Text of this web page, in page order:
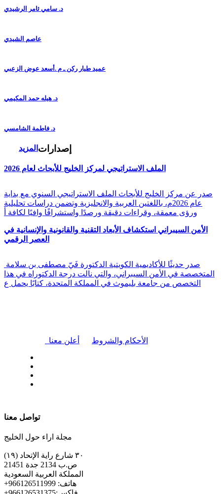
د. سامي ثامر الرشيدي
عاصم الشيدي
عميد طيار ركن ـ م .أسعد عوض الزعبي
د. هيله حمد المكيمي
د. فاطمة الشامسي
المزيد إصدارات
الملف الاستراتيجي لمركز الخليج للأبحاث لعام 2026
صدر عن مركز الخليج للأبحاث الملف الاستراتيجي السنوي مع بداية
عام 2026م، باللغتين العربية والانجليزية وتضمن دراسات تحليلية
ورؤى معمقة، وقراءات دقيقة ورصدًا واستشرافًا وافيًا لكافة أ
الأمن السيبراني استكشاف الأبعاد التقنية والقانونية والإنسانية في
العصر الرقمي
المتخصصة في الأمن السيبراني، والتي نالت درجة الدكتوراه في هذا
التخصص من جامعة بليموث في المملكة المتحدة، كتابًا يحمل ع
أعلن معنا الأحكام والشروط
تواصل معنا
مجلة اراء حول الخليج
٣٠ شارع راية الإتحاد (١٩)
ص.ب 2134 جدة 21451
المملكة العربية السعودية
+هاتف: 966126511999